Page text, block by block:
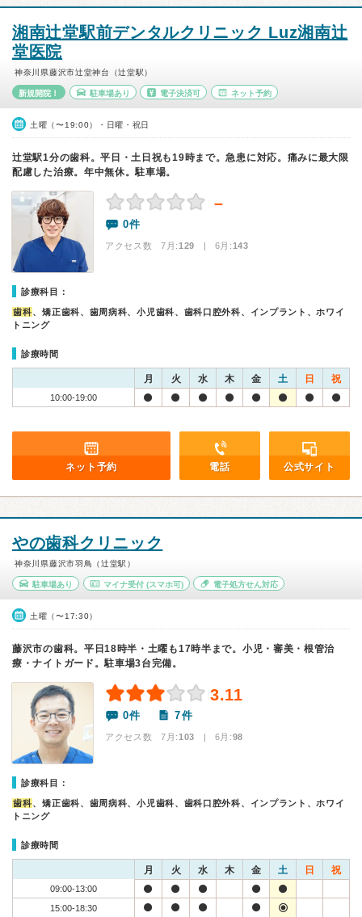
湘南辻堂駅前デンタルクリニック Luz湘南辻
堂医院
神奈川県藤沢市辻堂神台（辻堂駅）
新規開院！ 駐車場あり 電子決済可 ネット予約
土曜（〜19:00）・日曜・祝日
辻堂駅1分の歯科。平日・土日祝も19時まで。急患に対応。痛みに最大限
配慮した治療。年中無休。駐車場。
－
0件
アクセス数 7月:129 | 6月:143
診療科目：
歯科、矯正歯科、歯周病科、小児歯科、歯科口腔外科、インプラント、ホワイ
トニング
診療時間
月 火 水 木 金 土 日 祝
10:00-19:00
ネット予約 電話 公式サイト
やの歯科クリニック
神奈川県藤沢市羽鳥（辻堂駅）
駐車場あり マイナ受付(スマホ可) 電子処方せん対応
土曜（〜17:30）
藤沢市の歯科。平日18時半・土曜も17時半まで。小児・審美・根管治
療・ナイトガード。駐車場3台完備。
3.11
0件 7件
アクセス数 7月:103 | 6月:98
診療科目：
歯科、矯正歯科、歯周病科、小児歯科、歯科口腔外科、インプラント、ホワイ
トニング
診療時間
月 火 水 木 金 土 日 祝
09:00-13:00
15:00-18:30